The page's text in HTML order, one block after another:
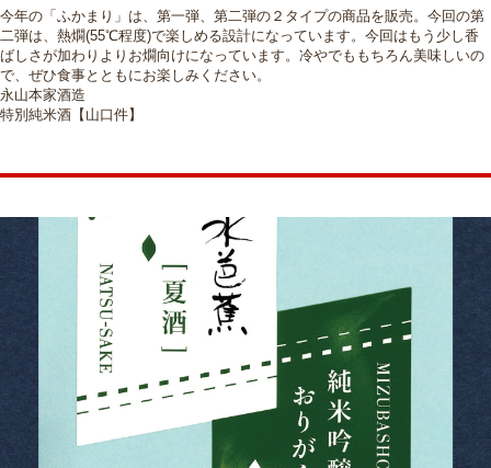
今年の「ふかまり」は、第一弾、第二弾の２タイプの商品を販売。今回の第
二弾は、熱燗(55℃程度)で楽しめる設計になっています。今回はもう少し香
ばしさが加わりよりお燗向けになっています。冷やでももちろん美味しいの
で、ぜひ食事とともにお楽しみください。
永山本家酒造
特別純米酒【山口件】